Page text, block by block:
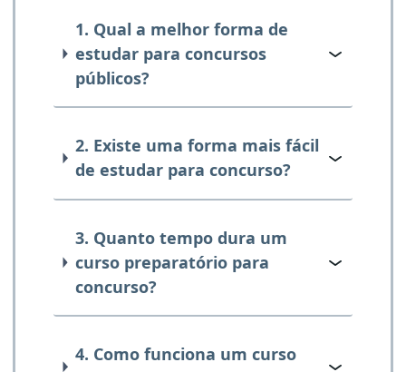
1. Qual a melhor forma de
estudar para concursos
públicos?
2. Existe uma forma mais fácil
de estudar para concurso?
3. Quanto tempo dura um
curso preparatório para
concurso?
4. Como funciona um curso